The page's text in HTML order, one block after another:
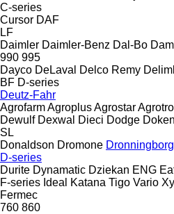
C-series
Cursor DAF
LF
Daimler Daimler-Benz Dal-Bo
990 995
Dayco DeLaval Delco Remy
BF D-series
Deutz-Fahr
AgrofarmAgroplusAgrostar
Dewulf Dexwal Dieci Dodge Doken
SL
Donaldson Dromone Dronningborg
D-series
Durite Dynamatic Dziekan ENG
F-series Ideal Katana Tigo Vario
Fermec
760 860